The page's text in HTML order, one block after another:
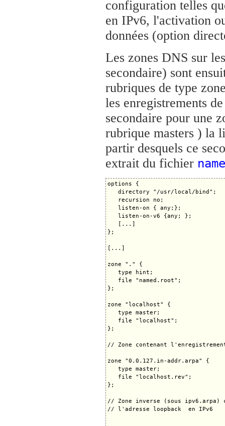
configuration telles
en IPv6, l'activation
données (option
Les zones DNS sur
secondaire) sont
rubriques de type
les enregistrements
secondaire pour une
rubrique masters ) la
partir desquels ce
extrait du fichier
options {
   directory "/usr/local/bind";
   recursion no;
   listen-on { any;};
   listen-on-v6 {any; };
   [...]
};
[...]
zone "." {
   type hint;
   file "named.root";
};
zone "localhost" {
   type master;
   file "localhost";
};
// Zone contenant
zone "0.0.127.in-addr.arpa" {
   type master;
   file "localhost.rev";
};
// Zone inverse (sous ipv6.arpa)
// l'adresse loopback  en IPv6